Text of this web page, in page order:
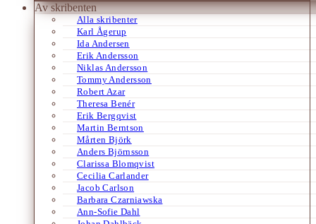
Av skribenten
Alla skribenter
Karl Ågerup
Ida Andersen
Erik Andersson
Niklas Andersson
Tommy Andersson
Robert Azar
Theresa Benér
Erik Bergqvist
Martin Berntson
Mårten Björk
Anders Björnsson
Clarissa Blomqvist
Cecilia Carlander
Jacob Carlson
Barbara Czarniawska
Ann-Sofie Dahl